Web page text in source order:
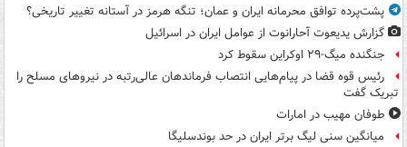
پشت‌پرده توافق محرمانه ایران و عمان؛ تنگه هرمز در آستانه تغییر تاریخی؟
گزارش یدیعوت آحارانوت از عوامل ایران در اسرائیل
جنگنده میگ-۲۹ اوکراین سقوط کرد
رئیس قوه قضا در پیام‌هایی انتصاب‌ فرماندهان عالی‌رتبه در نیروهای مسلح را
تبریک گفت
طوفان مهیب در امارات
میانگین سنی لیگ برتر ایران در حد بوندسلیگا